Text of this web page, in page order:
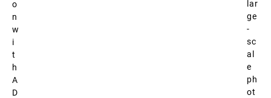
o
n
w
i
t
h
A
D
lar
ge
-
sc
al
e
ph
ot